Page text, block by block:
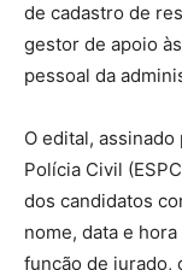
de cadastro de
gestor de apoio
pessoal da
O edital,
Polícia Civil
dos candidatos
nome, data e
função de jurado,